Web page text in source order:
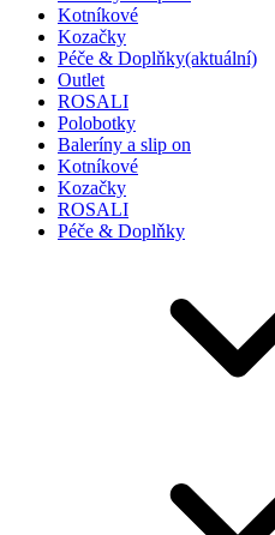
Kotníkové
Kozačky
Péče & Doplňky(aktuální)
Outlet
ROSALI
Polobotky
Baleríny a slip on
Kotníkové
Kozačky
ROSALI
Péče & Doplňky